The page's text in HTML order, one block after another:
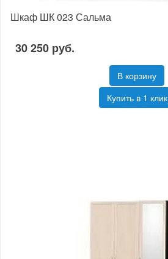
Шкаф ШК 023 Сальма
30 250 руб.
В корзину
Купить в 1 клик